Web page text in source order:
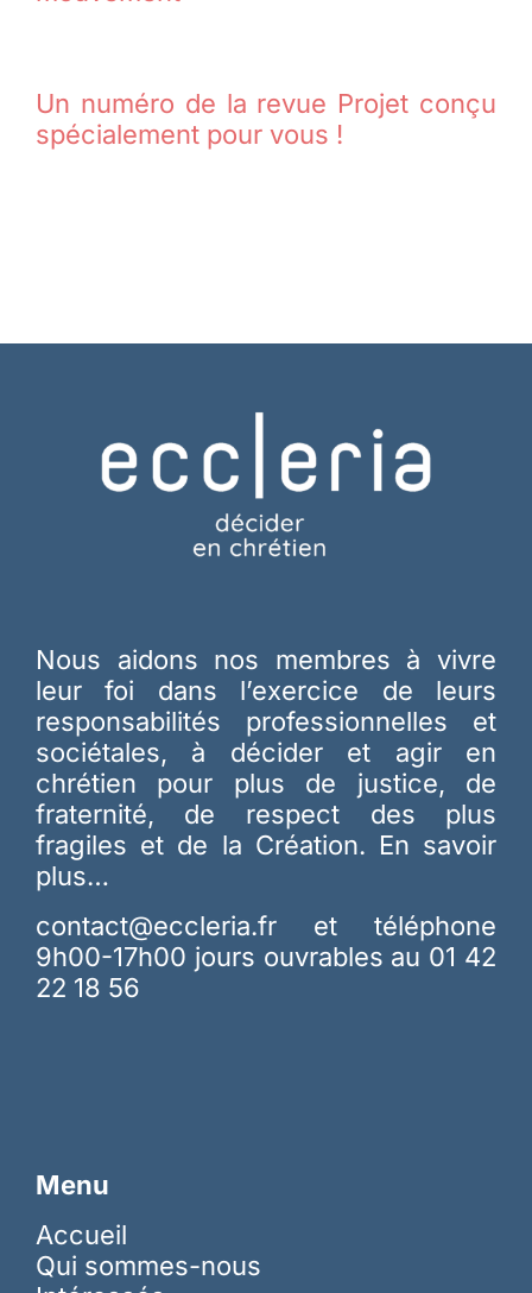
Un numéro de la revue Projet conçu
spécialement pour vous !
Nous aidons nos membres à vivre
leur foi dans l’exercice de leurs
responsabilités professionnelles et
sociétales, à décider et agir en
chrétien pour plus de justice, de
fraternité, de respect des plus
fragiles et de la Création. En savoir
plus…
contact@eccleria.fr et téléphone
9h00-17h00 jours ouvrables au 01 42
22 18 56
Menu
Accueil
Qui sommes-nous